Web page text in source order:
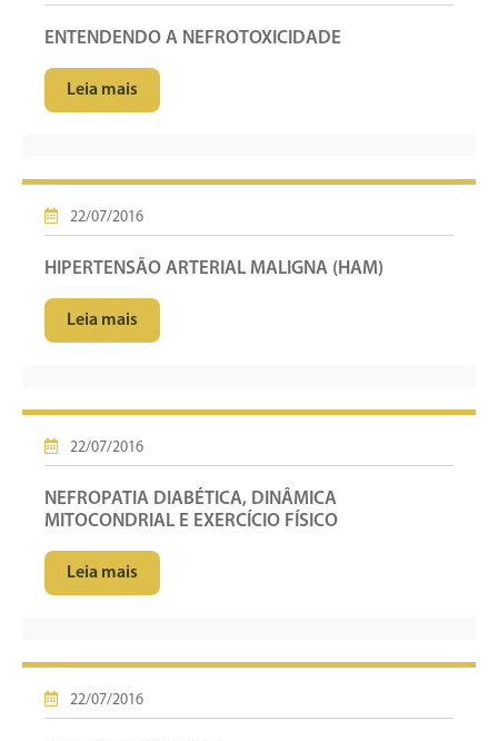
ENTENDENDO A NEFROTOXICIDADE
Leia mais
22/07/2016
HIPERTENSÃO ARTERIAL MALIGNA (HAM)
Leia mais
22/07/2016
NEFROPATIA DIABÉTICA, DINÂMICA
MITOCONDRIAL E EXERCÍCIO FÍSICO
Leia mais
22/07/2016